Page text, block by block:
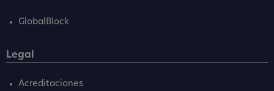
GlobalBlock
Legal
Acreditaciones